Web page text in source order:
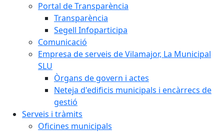
Portal de Transparència
Transparència
Segell Infoparticipa
Comunicació
Empresa de serveis de Vilamajor, La Municipal
SLU
Òrgans de govern i actes
Neteja d'edificis municipals i encàrrecs de
gestió
Serveis i tràmits
Oficines municipals